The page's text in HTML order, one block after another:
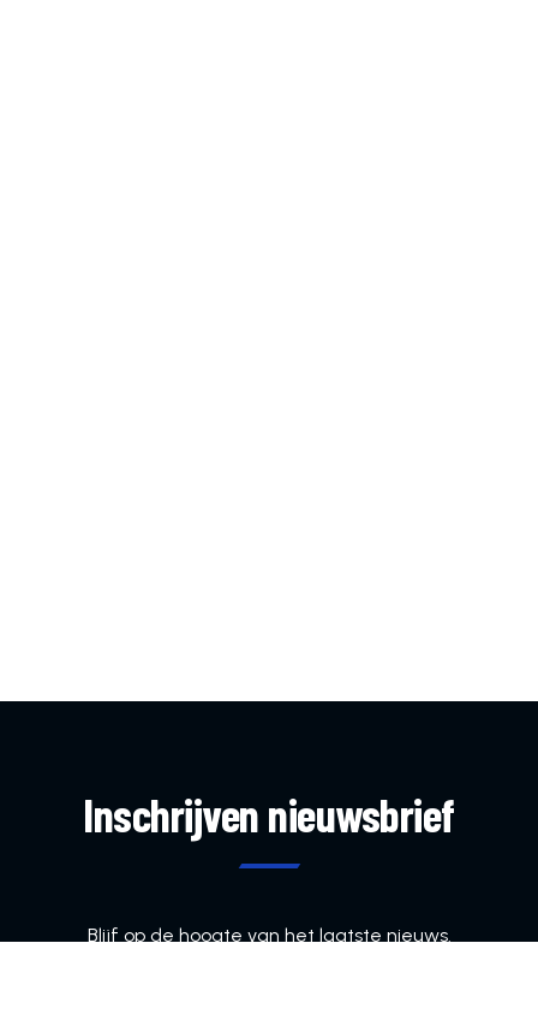
Inschrijven nieuwsbrief
Blijf op de hoogte van het laatste nieuws.